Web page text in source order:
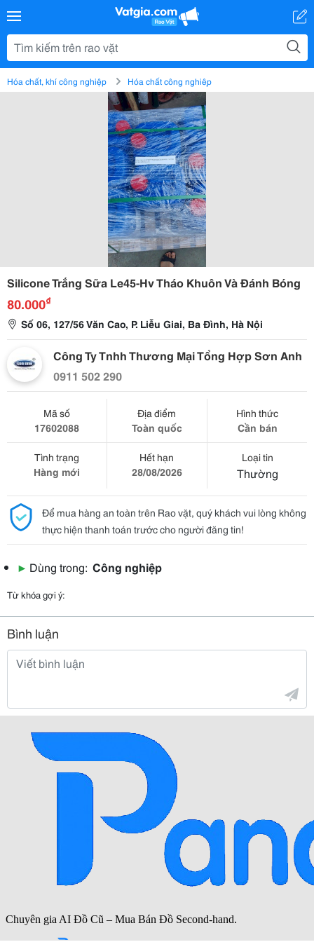
Hóa chất, khí công nghiệp Hóa chất công nghiệp
Silicone Trắng Sữa Le45-Hv Tháo Khuôn Và Đánh Bóng
80.000₫
Số 06, 127/56 Văn Cao, P. Liễu Giai, Ba Đình, Hà Nội
Công Ty Tnhh Thương Mại Tổng Hợp Sơn Anh
0911 502 290
Mã số
17602088
Địa điểm
Toàn quốc
Hình thức
Cần bán
Tình trạng
Hàng mới
Hết hạn
28/08/2026
Loại tin
Thường
Để mua hàng an toàn trên Rao vặt, quý khách vui lòng không
thực hiện thanh toán trước cho người đăng tin!
▶ Dùng trong: Công nghiệp
Từ khóa gợi ý:
Bình luận